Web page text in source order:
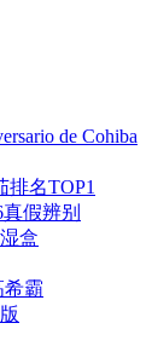
de Cohiba
排名TOP1
假辨别
盒
希霸